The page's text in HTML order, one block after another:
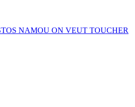
NAMOU ON VEUT TOUCHER